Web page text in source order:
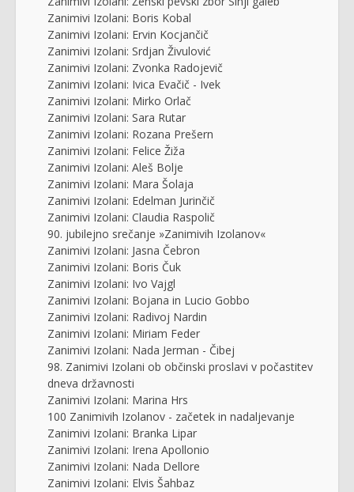
Zanimivi Izolani: Boris Kobal
Zanimivi Izolani: Ervin Kocjančič
Zanimivi Izolani: Srdjan Živulović
Zanimivi Izolani: Zvonka Radojevič
Zanimivi Izolani: Ivica Evačič - Ivek
Zanimivi Izolani: Mirko Orlač
Zanimivi Izolani: Sara Rutar
Zanimivi Izolani: Rozana Prešern
Zanimivi Izolani: Felice Žiža
Zanimivi Izolani: Aleš Bolje
Zanimivi Izolani: Mara Šolaja
Zanimivi Izolani: Edelman Jurinčič
Zanimivi Izolani: Claudia Raspolič
90. jubilejno srečanje »Zanimivih Izolanov«
Zanimivi Izolani: Jasna Čebron
Zanimivi Izolani: Boris Čuk
Zanimivi Izolani: Ivo Vajgl
Zanimivi Izolani: Bojana in Lucio Gobbo
Zanimivi Izolani: Radivoj Nardin
Zanimivi Izolani: Miriam Feder
Zanimivi Izolani: Nada Jerman - Čibej
98. Zanimivi Izolani ob občinski proslavi v počastitev
dneva državnosti
Zanimivi Izolani: Marina Hrs
100 Zanimivih Izolanov - začetek in nadaljevanje
Zanimivi Izolani: Branka Lipar
Zanimivi Izolani: Irena Apollonio
Zanimivi Izolani: Nada Dellore
Zanimivi Izolani: Elvis Šahbaz